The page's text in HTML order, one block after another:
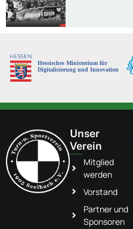
Unser
Verein
Mitglied
werden
Vorstand
Partner und
Sponsoren